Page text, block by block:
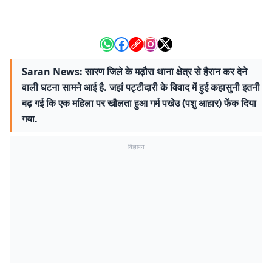
Saran News: सारण जिले के मढ़ौरा थाना क्षेत्र से हैरान कर देने
वाली घटना सामने आई है. जहां पट्टीदारी के विवाद में हुई कहासुनी इतनी
बढ़ गई कि एक महिला पर खौलता हुआ गर्म पखेउ (पशु आहार) फेंक दिया
गया.
विज्ञापन